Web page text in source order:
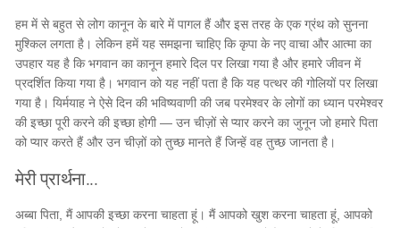
हम में से बहुत से लोग कानून के बारे में पागल हैं और इस तरह के एक ग्रंथ को सुनना
मुश्किल लगता है। लेकिन हमें यह समझना चाहिए कि कृपा के नए वाचा और आत्मा का
उपहार यह है कि भगवान का कानून हमारे दिल पर लिखा गया है और हमारे जीवन में
प्रदर्शित किया गया है। भगवान को यह नहीं पता है कि यह पत्थर की गोलियों पर लिखा
गया है। यिर्मयाह ने ऐसे दिन की भविष्यवाणी की जब परमेश्वर के लोगों का ध्यान परमेश्वर
की इच्छा पूरी करने की इच्छा होगी — उन चीज़ों से प्यार करने का जुनून जो हमारे पिता
को प्यार करते हैं और उन चीज़ों को तुच्छ मानते हैं जिन्हें वह तुच्छ जानता है।
मेरी प्रार्थना...
अब्बा पिता, मैं आपकी इच्छा करना चाहता हूं। मैं आपको खुश करना चाहता हूं, आपको